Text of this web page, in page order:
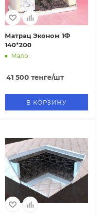
Матрац Эконом 1Ф
140*200
Мало
41 500 тенге/шт
В КОРЗИНУ